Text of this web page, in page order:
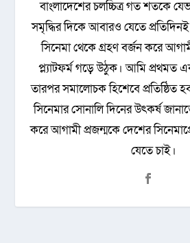
বাংলাদেশের চলচ্চিত্র গত শতকে
সমৃদ্ধির দিকে আবারও যেতে প্রতিদিনই
সিনেমা থেকে গ্রহণ বর্জন করে
প্ল্যাটফর্ম গড়ে উঠুক। আমি প্রথমত
তারপর সমালোচক হিশেবে প্রতিষ্ঠিত
সিনেমার সোনালি দিনের উৎকর্ষ
করে আগামী প্রজন্মকে দেশের
যেতে চাই।